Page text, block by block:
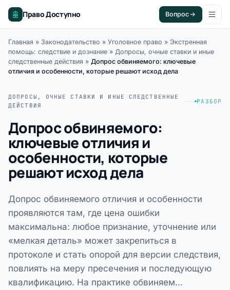
Право Доступно Вопрос
Главная » Законодательство » Уголовное право » Экстренная
помощь: следствие и дознание » Допросы, очные ставки и иные
следственные действия » Допрос обвиняемого: ключевые
отличия и особенности, которые решают исход дела
ДОПРОСЫ, ОЧНЫЕ СТАВКИ И ИНЫЕ СЛЕДСТВЕННЫЕ
ДЕЙСТВИЯ
РАЗБОР
Допрос обвиняемого:
ключевые отличия и
особенности, которые
решают исход дела
Допрос обвиняемого отличия и особенности
проявляются там, где цена ошибки
максимальна: любое признание, уточнение или
«мелкая деталь» может закрепиться в
протоколе и стать опорой для версии следствия,
повлиять на меру пресечения и последующую
квалификацию. На практике обвиняем…